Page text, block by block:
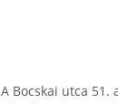
A Bocskai utca